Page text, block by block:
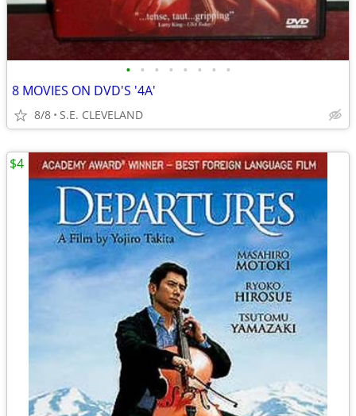
• • • • • • • •
8 MOVIES ON DVD'S '4A'
8/8 S.E. CLEVELAND
$4